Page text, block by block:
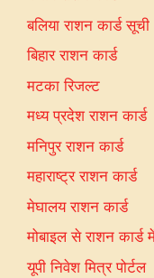
बलिया राशन कार्ड सूची
बिहार राशन कार्ड
मटका रिजल्ट
मध्य प्रदेश राशन कार्ड
मनिपुर राशन कार्ड
महाराष्ट्र राशन कार्ड
मेघालय राशन कार्ड
मोबाइल से राशन
यूपी निवेश मित्र पोर्टल